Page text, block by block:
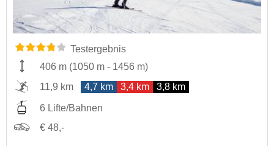
Testergebnis
406 m (1050 m - 1456 m)
11,9 km
4,7 km 3,4 km 3,8 km
6 Lifte/Bahnen
€ 48,-